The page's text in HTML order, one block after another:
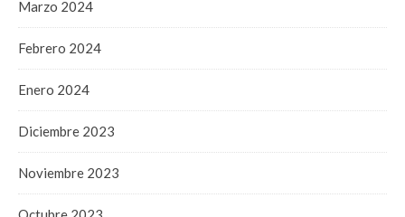
Marzo 2024
Febrero 2024
Enero 2024
Diciembre 2023
Noviembre 2023